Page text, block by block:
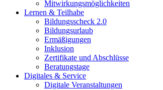
Mitwirkungsmöglichkeiten
Lernen & Teilhabe
Bildungsscheck 2.0
Bildungsurlaub
Ermäßigungen
Inklusion
Zertifikate und Abschlüsse
Beratungstage
Digitales & Service
Digitale Veranstaltungen